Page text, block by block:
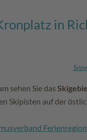
in
sehen Sie das
Skipisten auf der